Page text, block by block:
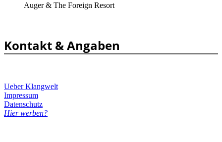
Auger & The Foreign Resort
Kontakt & Angaben
Ueber Klangwelt
Impressum
Datenschutz
Hier werben?